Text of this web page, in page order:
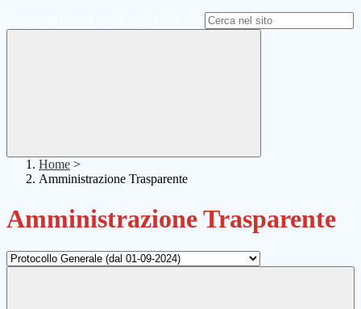
Home >
Amministrazione Trasparente
Amministrazione Trasparente